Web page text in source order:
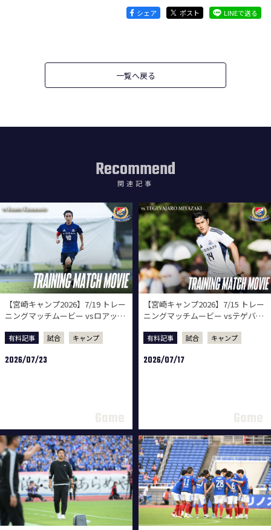
シェア ポスト LINEで送る
一覧へ戻る
Recommend
関連記事
【宮崎キャンプ2026】7/19 トレー
ニングマッチムービー vsロアッソ
有料記事 試合 キャンプ
2026/07/23
【宮崎キャンプ2026】7/15 トレー
ニングマッチムービー vsテゲバジ
有料記事 試合 キャンプ
2026/07/17